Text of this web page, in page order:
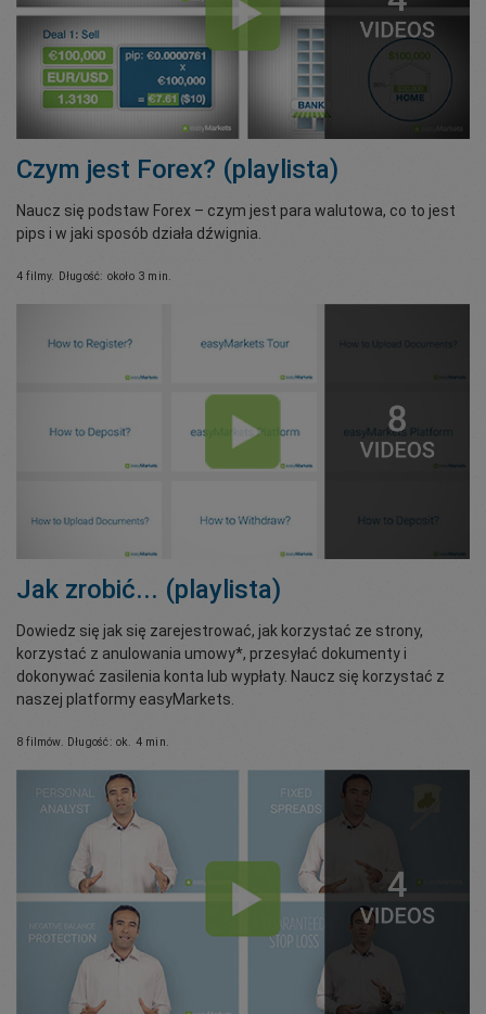
Czym jest Forex? (playlista)
Naucz się podstaw Forex – czym jest para walutowa, co to jest
pips i w jaki sposób działa dźwignia.
4 filmy. Długość: około 3 min.
Jak zrobić... (playlista)
Dowiedz się jak się zarejestrować, jak korzystać ze strony,
korzystać z anulowania umowy*, przesyłać dokumenty i
dokonywać zasilenia konta lub wypłaty. Naucz się korzystać z
naszej platformy easyMarkets.
8 filmów. Długość: ok. 4 min.